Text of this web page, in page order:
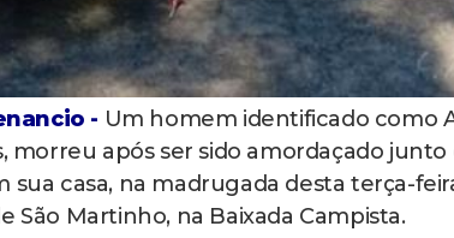
- Um homem identificado como
morreu após ser sido amordaçado
sua casa, na madrugada desta terça-
São Martinho, na Baixada Campista.